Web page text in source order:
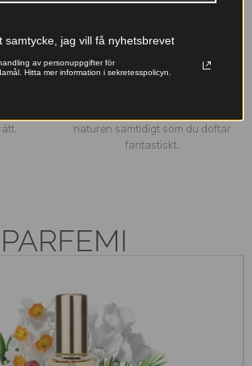
– skapad
tillverkning inom EU för din
Miljövänligt val
naturen samtidigt som du doftar
fantastiskt.
samtycke, jag vill få nyhetsbrevet
av personuppgifter för
Hitta mer information i sekretesspolicyn.